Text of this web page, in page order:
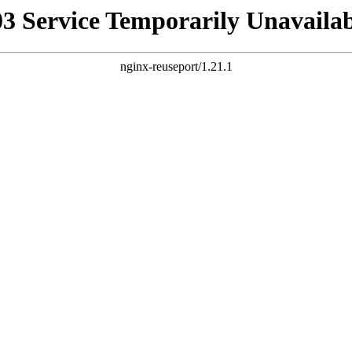
Service Temporarily
nginx-reuseport/1.21.1